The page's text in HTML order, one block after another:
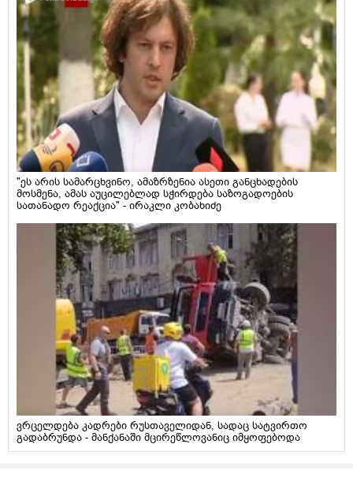
"ეს არის სამარცხვინო, ამაზრზენია ასეთი განცხადების
მოსმენა, ამას აუცილებლად სჭირდება საზოგადოების
სათანადო რეაქცია" - ირაკლი კობახიძე
ვრცელდება კადრები რუსთაველიდან, სადაც სატვირთო
გადაბრუნდა - მანქანაში მცირეწლოვანიც იმყოფებოდა